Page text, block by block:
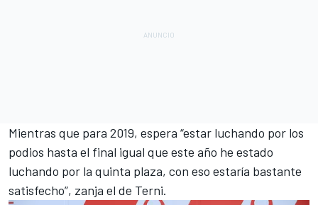
Mientras que para 2019, espera “estar luchando por los
podios hasta el final igual que este año he estado
luchando por la quinta plaza, con eso estaría bastante
satisfecho”, zanja el de Terni.